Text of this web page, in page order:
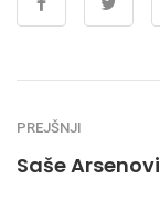
PREJŠNJI
Saše